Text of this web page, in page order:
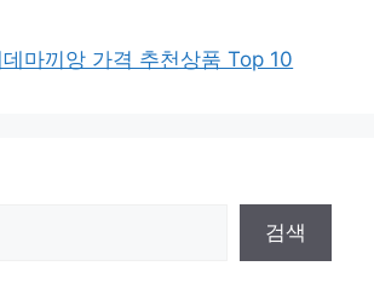
마끼앙 가격 추천상품 Top 10
검색